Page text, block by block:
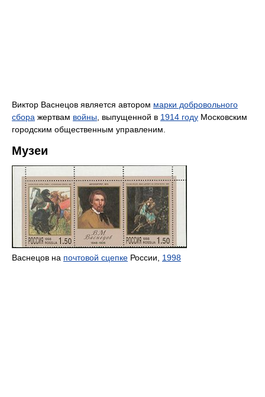
Виктор Васнецов является автором марки добровольного
сбора жертвам войны, выпущенной в 1914 году Московским
городским общественным управленим.
Музеи
Васнецов на почтовой сцепке России, 1998